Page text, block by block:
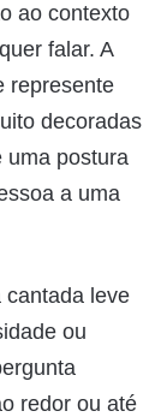
ao contexto
falar. A
represente
decoradas
uma postura
a uma
cantada leve
ou
redor ou até